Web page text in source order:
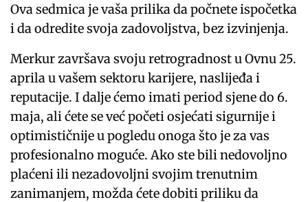
Ova sedmica je vaša prilika da počnete ispočetka
i da odredite svoja zadovoljstva, bez izvinjenja.
Merkur završava svoju retrogradnost u Ovnu 25.
aprila u vašem sektoru karijere, naslijeđa i
reputacije. I dalje ćemo imati period sjene do 6.
maja, ali ćete se već početi osjećati sigurnije i
optimističnije u pogledu onoga što je za vas
profesionalno moguće. Ako ste bili nedovoljno
plaćeni ili nezadovoljni svojim trenutnim
zanimanjem, možda ćete dobiti priliku da